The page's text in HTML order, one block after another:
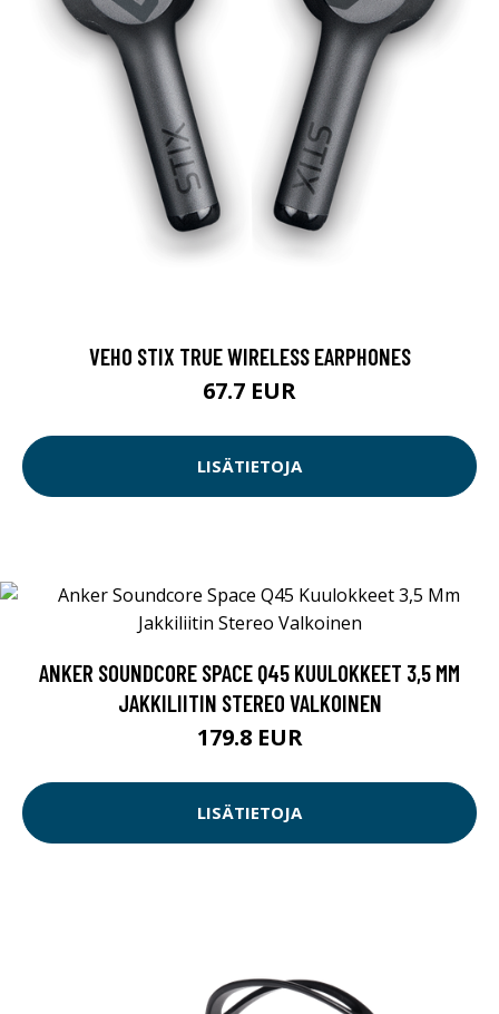
VEHO STIX TRUE WIRELESS EARPHONES
67.7 EUR
LISÄTIETOJA
ANKER SOUNDCORE SPACE Q45 KUULOKKEET 3,5 MM
JAKKILIITIN STEREO VALKOINEN
179.8 EUR
LISÄTIETOJA